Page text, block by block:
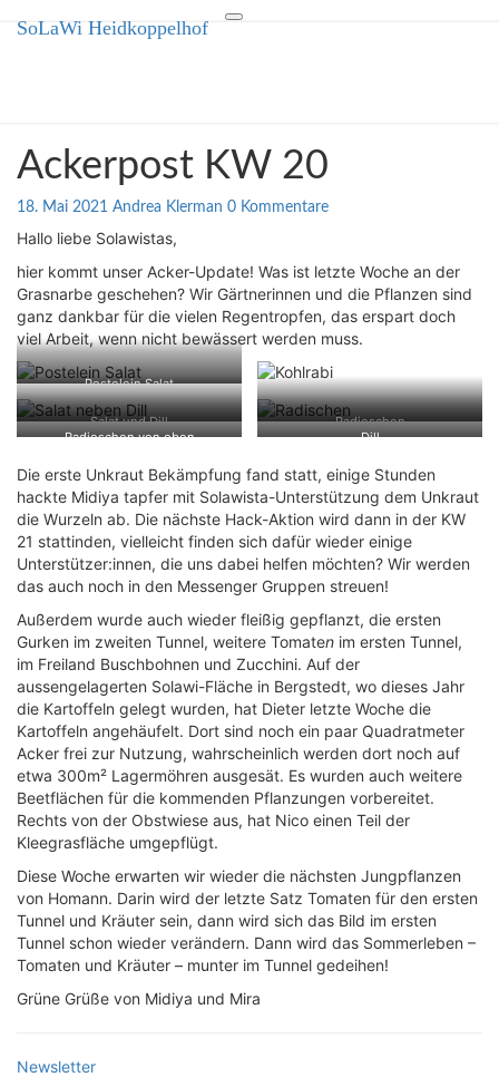
Toggle
SoLaWi Heidkoppelhof
SoLaWi Heidkoppelhof
Ahrensburg
Ackerpost
KW
20
Ackerpost KW 20
18. Mai 2021 Andrea Klerman Kommentare
0 Kommentare
Hallo liebe Solawistas,
hier kommt unser Acker-Update! Was ist letzte Woche an der
Grasnarbe geschehen? Wir Gärtnerinnen und die Pflanzen sind
ganz dankbar für die vielen Regentropfen, das erspart doch
viel Arbeit, wenn nicht bewässert werden muss.
Postelein Salat
Salat und Dill
Radieschen
Radieschen von oben
Dill
Die erste Unkraut Bekämpfung fand statt, einige Stunden
hackte Midiya tapfer mit Solawista-Unterstützung dem Unkraut
die Wurzeln ab. Die nächste Hack-Aktion wird dann in der KW
21 stattinden, vielleicht finden sich dafür wieder einige
Unterstützer:innen, die uns dabei helfen möchten? Wir werden
das auch noch in den Messenger Gruppen streuen!
Außerdem wurde auch wieder fleißig gepflanzt, die ersten
Gurken im zweiten Tunnel, weitere Tomaten im ersten Tunnel,
im Freiland Buschbohnen und Zucchini. Auf der
aussengelagerten Solawi-Fläche in Bergstedt, wo dieses Jahr
die Kartoffeln gelegt wurden, hat Dieter letzte Woche die
Kartoffeln angehäufelt. Dort sind noch ein paar Quadratmeter
Acker frei zur Nutzung, wahrscheinlich werden dort noch auf
etwa 300m² Lagermöhren ausgesät. Es wurden auch weitere
Beetflächen für die kommenden Pflanzungen vorbereitet.
Rechts von der Obstwiese aus, hat Nico einen Teil der
Kleegrasfläche umgepflügt.
Diese Woche erwarten wir wieder die nächsten Jungpflanzen
von Homann. Darin wird der letzte Satz Tomaten für den ersten
Tunnel und Kräuter sein, dann wird sich das Bild im ersten
Tunnel schon wieder verändern. Dann wird das Sommerleben –
Tomaten und Kräuter – munter im Tunnel gedeihen!
Grüne Grüße von Midiya und Mira
Newsletter